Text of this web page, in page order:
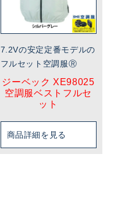
7.2Vの安定定番モデルの
フルセット空調服Ⓡ
ジーベック XE98025
空調服ベストフルセ
ット
商品詳細を見る